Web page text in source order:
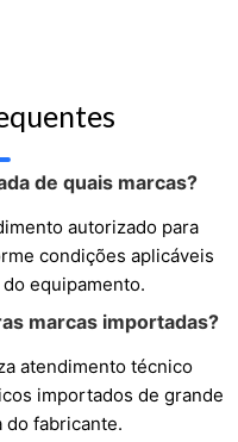
de quais marcas?
autorizado para
condições aplicáveis
equipamento.
marcas importadas?
atendimento técnico
importados de grande
do fabricante.